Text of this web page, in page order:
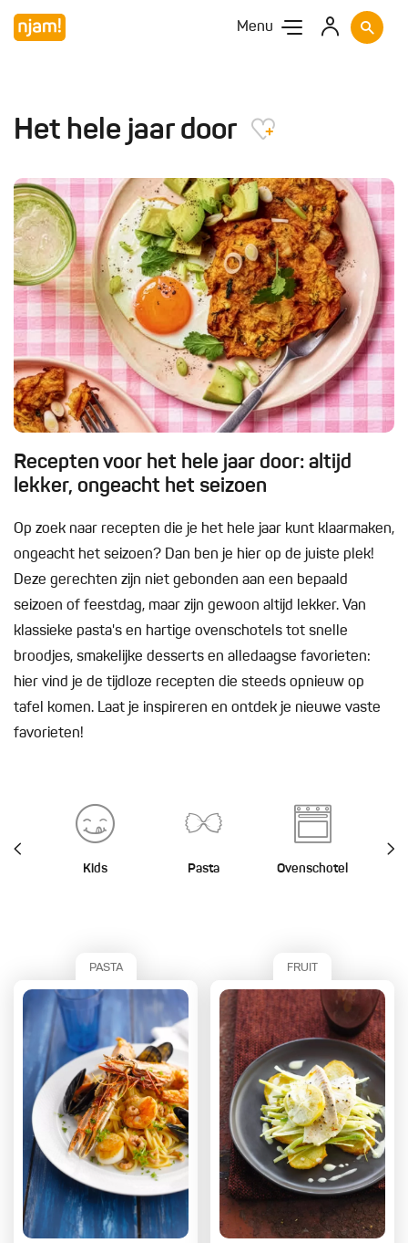
Menu
Het hele jaar door
Recepten voor het hele jaar door: altijd
lekker, ongeacht het seizoen
Op zoek naar recepten die je het hele jaar kunt klaarmaken,
ongeacht het seizoen? Dan ben je hier op de juiste plek!
Deze gerechten zijn niet gebonden aan een bepaald
seizoen of feestdag, maar zijn gewoon altijd lekker. Van
klassieke pasta's en hartige ovenschotels tot snelle
broodjes, smakelijke desserts en alledaagse favorieten:
hier vind je de tijdloze recepten die steeds opnieuw op
tafel komen. Laat je inspireren en ontdek je nieuwe vaste
favorieten!
Kids Pasta Ovenschotel
PASTA FRUIT